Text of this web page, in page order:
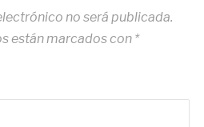
no será publicada.
están marcados con *